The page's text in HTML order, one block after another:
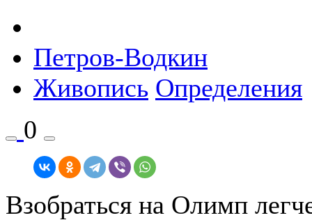
Петров-Водкин
Живопись Определения
0
Взобраться на Олимп